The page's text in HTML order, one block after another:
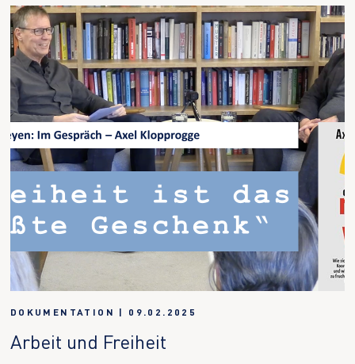
DOKUMENTATION | 09.02.2025
Arbeit und Freiheit